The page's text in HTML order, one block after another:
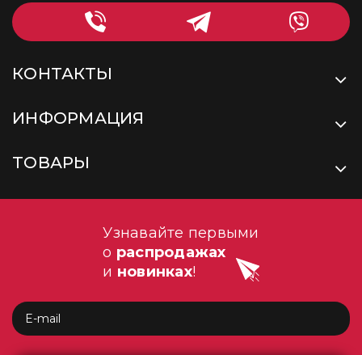
КОНТАКТЫ
ИНФОРМАЦИЯ
ТОВАРЫ
Узнавайте первыми
о распродажах
и новинках!